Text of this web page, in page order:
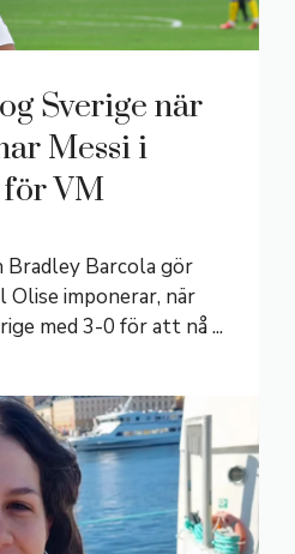
Sverige när
Messi i
VM
Bradley Barcola gör
Olise imponerar, när
med 3-0 för att nå ...